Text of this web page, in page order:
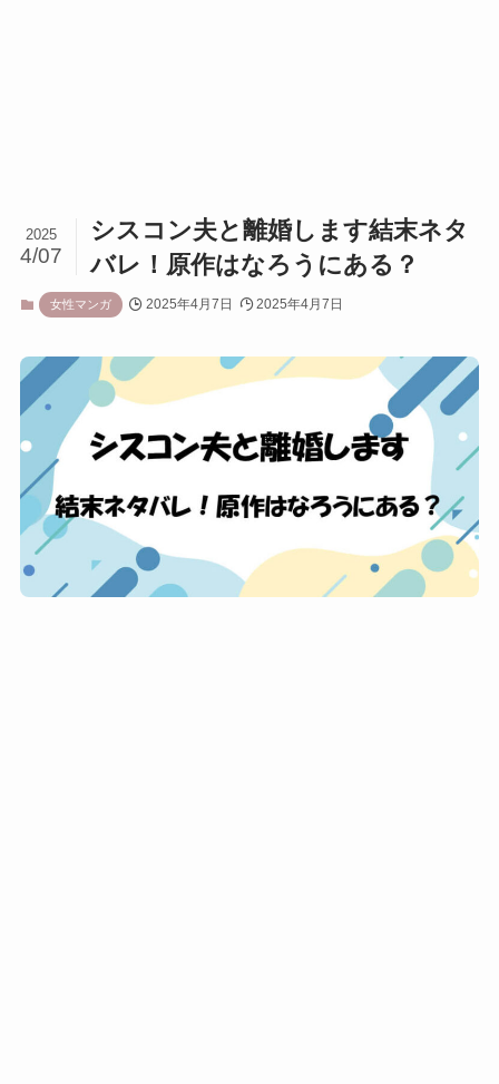
シスコン夫と離婚します結末ネタ
バレ！原作はなろうにある？
2025
4/07
女性マンガ 2025年4月7日 2025年4月7日